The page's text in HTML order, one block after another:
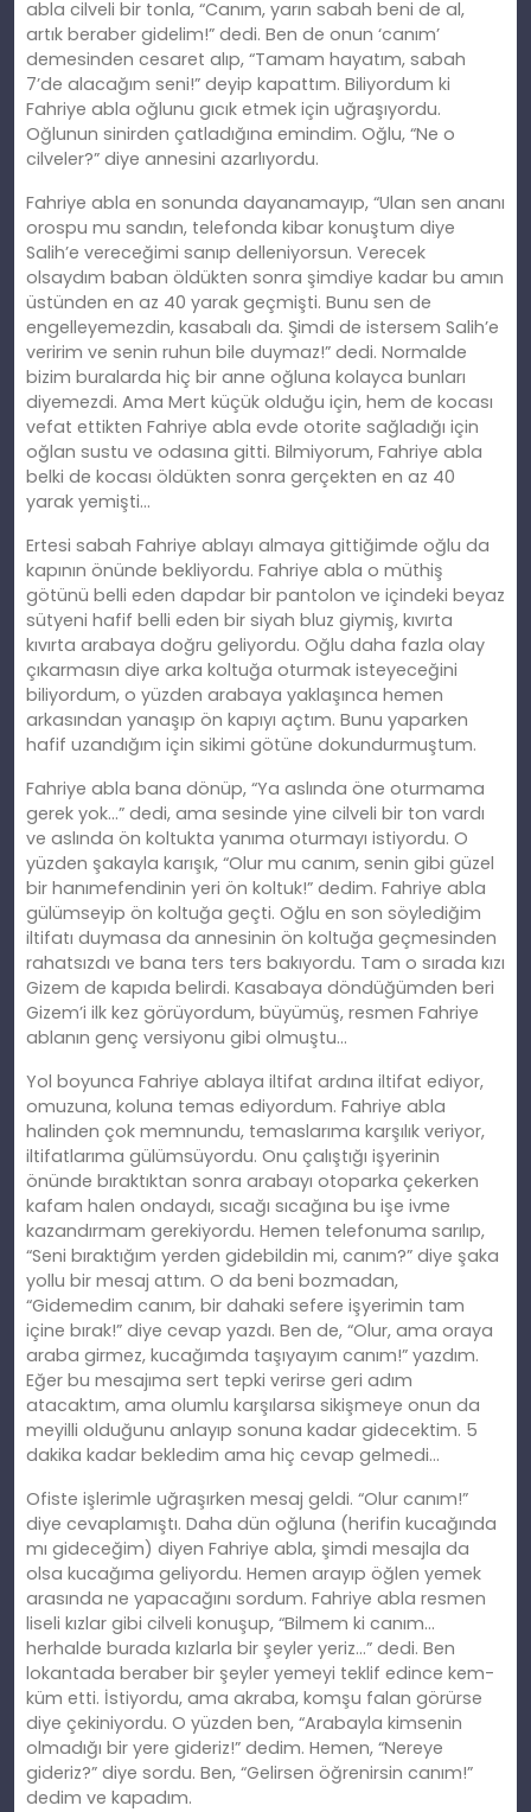
abla cilveli bir tonla, “Canım, yarın sabah beni de al,
artık beraber gidelim!” dedi. Ben de onun ‘canım’
demesinden cesaret alıp, “Tamam hayatım, sabah
7’de alacağım seni!” deyip kapattım. Biliyordum ki
Fahriye abla oğlunu gıcık etmek için uğraşıyordu.
Oğlunun sinirden çatladığına emindim. Oğlu, “Ne o
cilveler?” diye annesini azarlıyordu.
Fahriye abla en sonunda dayanamayıp, “Ulan sen ananı
orospu mu sandın, telefonda kibar konuştum diye
Salih’e vereceğimi sanıp delleniyorsun. Verecek
olsaydım baban öldükten sonra şimdiye kadar bu amın
üstünden en az 40 yarak geçmişti. Bunu sen de
engelleyemezdin, kasabalı da. Şimdi de istersem Salih’e
veririm ve senin ruhun bile duymaz!” dedi. Normalde
bizim buralarda hiç bir anne oğluna kolayca bunları
diyemezdi. Ama Mert küçük olduğu için, hem de kocası
vefat ettikten Fahriye abla evde otorite sağladığı için
oğlan sustu ve odasına gitti. Bilmiyorum, Fahriye abla
belki de kocası öldükten sonra gerçekten en az 40
yarak yemişti…
Ertesi sabah Fahriye ablayı almaya gittiğimde oğlu da
kapının önünde bekliyordu. Fahriye abla o müthiş
götünü belli eden dapdar bir pantolon ve içindeki beyaz
sütyeni hafif belli eden bir siyah bluz giymiş, kıvırta
kıvırta arabaya doğru geliyordu. Oğlu daha fazla olay
çıkarmasın diye arka koltuğa oturmak isteyeceğini
biliyordum, o yüzden arabaya yaklaşınca hemen
arkasından yanaşıp ön kapıyı açtım. Bunu yaparken
hafif uzandığım için sikimi götüne dokundurmuştum.
Fahriye abla bana dönüp, “Ya aslında öne oturmama
gerek yok…” dedi, ama sesinde yine cilveli bir ton vardı
ve aslında ön koltukta yanıma oturmayı istiyordu. O
yüzden şakayla karışık, “Olur mu canım, senin gibi güzel
bir hanımefendinin yeri ön koltuk!” dedim. Fahriye abla
gülümseyip ön koltuğa geçti. Oğlu en son söylediğim
iltifatı duymasa da annesinin ön koltuğa geçmesinden
rahatsızdı ve bana ters ters bakıyordu. Tam o sırada kızı
Gizem de kapıda belirdi. Kasabaya döndüğümden beri
Gizem’i ilk kez görüyordum, büyümüş, resmen Fahriye
ablanın genç versiyonu gibi olmuştu…
Yol boyunca Fahriye ablaya iltifat ardına iltifat ediyor,
omuzuna, koluna temas ediyordum. Fahriye abla
halinden çok memnundu, temaslarıma karşılık veriyor,
iltifatlarıma gülümsüyordu. Onu çalıştığı işyerinin
önünde bıraktıktan sonra arabayı otoparka çekerken
kafam halen ondaydı, sıcağı sıcağına bu işe ivme
kazandırmam gerekiyordu. Hemen telefonuma sarılıp,
“Seni bıraktığım yerden gidebildin mi, canım?” diye şaka
yollu bir mesaj attım. O da beni bozmadan,
“Gidemedim canım, bir dahaki sefere işyerimin tam
içine bırak!” diye cevap yazdı. Ben de, “Olur, ama oraya
araba girmez, kucağımda taşıyayım canım!” yazdım.
Eğer bu mesajıma sert tepki verirse geri adım
atacaktım, ama olumlu karşılarsa sikişmeye onun da
meyilli olduğunu anlayıp sonuna kadar gidecektim. 5
dakika kadar bekledim ama hiç cevap gelmedi…
Ofiste işlerimle uğraşırken mesaj geldi. “Olur canım!”
diye cevaplamıştı. Daha dün oğluna (herifin kucağında
mı gideceğim) diyen Fahriye abla, şimdi mesajla da
olsa kucağıma geliyordu. Hemen arayıp öğlen yemek
arasında ne yapacağını sordum. Fahriye abla resmen
liseli kızlar gibi cilveli konuşup, “Bilmem ki canım…
herhalde burada kızlarla bir şeyler yeriz…” dedi. Ben
lokantada beraber bir şeyler yemeyi teklif edince kem-
küm etti. İstiyordu, ama akraba, komşu falan görürse
diye çekiniyordu. O yüzden ben, “Arabayla kimsenin
olmadığı bir yere gideriz!” dedim. Hemen, “Nereye
gideriz?” diye sordu. Ben, “Gelirsen öğrenirsin canım!”
dedim ve kapadım.